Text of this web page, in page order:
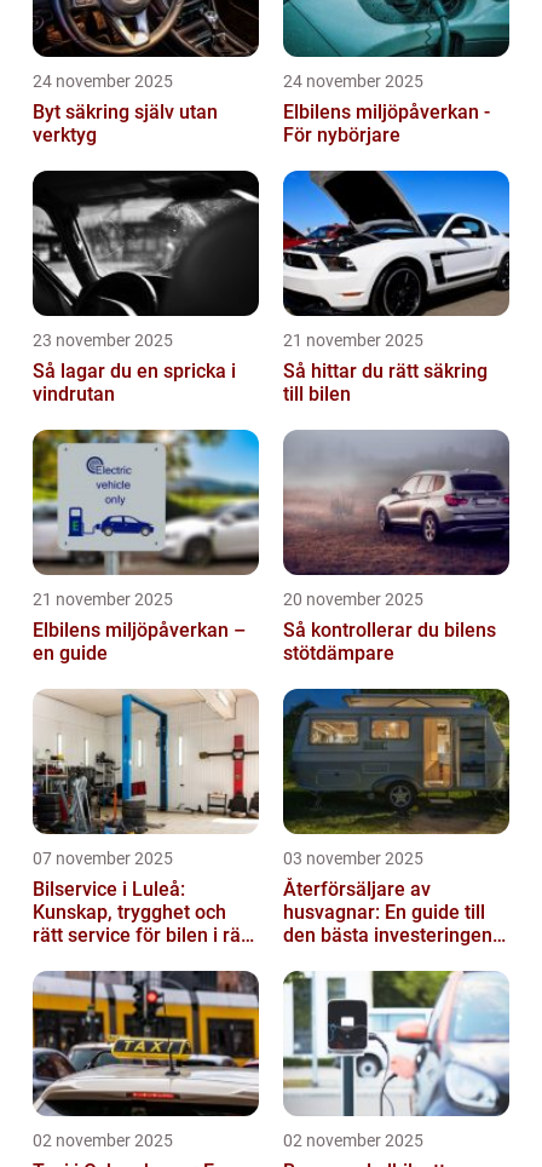
24 november 2025
Byt säkring själv utan
verktyg
24 november 2025
Elbilens miljöpåverkan -
För nybörjare
23 november 2025
Så lagar du en spricka i
vindrutan
21 november 2025
Så hittar du rätt säkring
till bilen
21 november 2025
Elbilens miljöpåverkan –
en guide
20 november 2025
Så kontrollerar du bilens
stötdämpare
07 november 2025
Bilservice i Luleå:
Kunskap, trygghet och
rätt service för bilen i rätt
03 november 2025
Återförsäljare av
husvagnar: En guide till
den bästa investeringen
02 november 2025 02 november 2025